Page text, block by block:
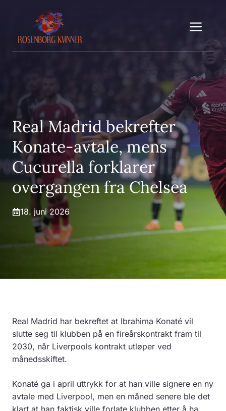
Real Madrid bekrefter
Konate-avtale, mens
Cucurella forklarer
overgangen fra Chelsea
18. juni 2026
Real Madrid har bekreftet at Ibrahima Konaté vil
slutte seg til klubben på en fireårskontrakt fram til
2030, når Liverpools kontrakt utløper ved
månedsskiftet.
Konaté ga i april uttrykk for at han ville signere en ny
avtale med Liverpool, men en måned senere ble det